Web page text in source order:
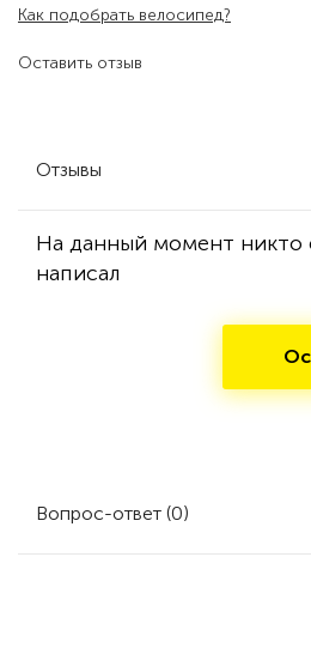
Оставить отзыв
Как подобрать велосипед?
Отзывы
На данный момент никто
написал
Вопрос-ответ (0)